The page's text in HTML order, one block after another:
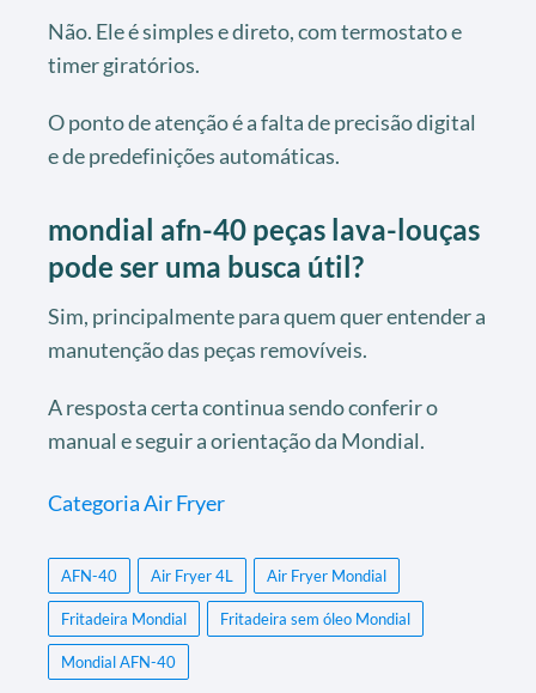
Não. Ele é simples e direto, com termostato e
timer giratórios.
O ponto de atenção é a falta de precisão digital
e de predefinições automáticas.
mondial afn-40 peças lava-louças
pode ser uma busca útil?
Sim, principalmente para quem quer entender a
manutenção das peças removíveis.
A resposta certa continua sendo conferir o
manual e seguir a orientação da Mondial.
Categoria Air Fryer
AFN-40 Air Fryer 4L Air Fryer Mondial
Fritadeira Mondial Fritadeira sem óleo Mondial
Mondial AFN-40